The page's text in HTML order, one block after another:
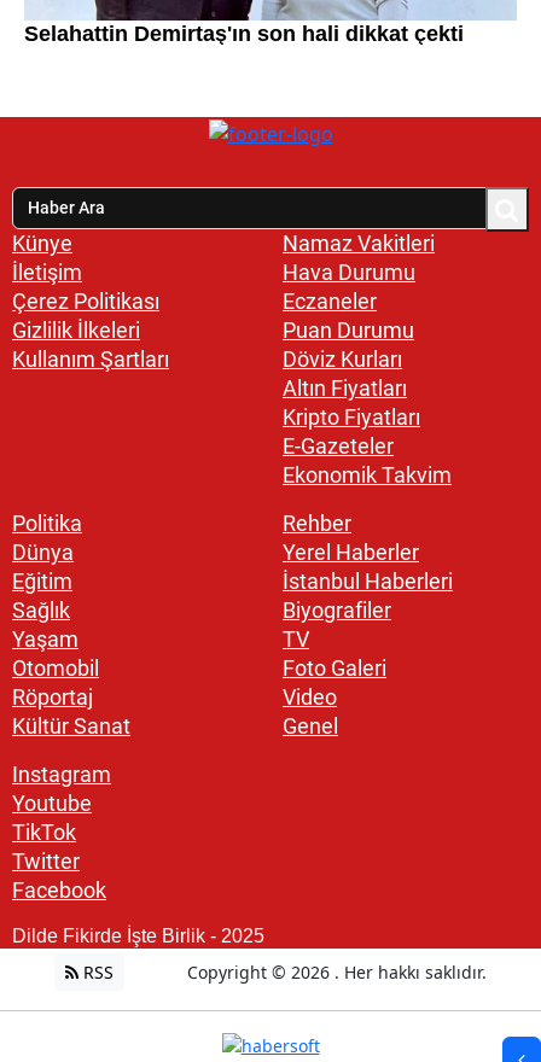
Künye
İletişim
Çerez Politikası
Gizlilik İlkeleri
Kullanım Şartları
Namaz Vakitleri
Hava Durumu
Eczaneler
Puan Durumu
Döviz Kurları
Altın Fiyatları
Kripto Fiyatları
E-Gazeteler
Ekonomik Takvim
Politika
Dünya
Eğitim
Sağlık
Yaşam
Otomobil
Röportaj
Kültür Sanat
Rehber
Yerel Haberler
İstanbul Haberleri
Biyografiler
TV
Foto Galeri
Video
Genel
Instagram
Youtube
TikTok
Twitter
Facebook
Dilde Fikirde İşte Birlik - 2025
RSS Copyright © 2026 . Her hakkı saklıdır.